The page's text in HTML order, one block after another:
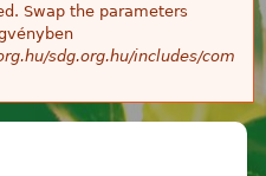
Swap the parameters
sdg.org.hu/includes/com